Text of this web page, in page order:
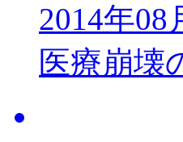
2014年08
医療崩壊